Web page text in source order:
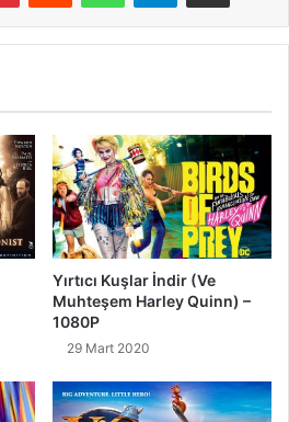
Yırtıcı Kuşlar İndir (Ve
Muhteşem Harley Quinn) –
1080P
29 Mart 2020